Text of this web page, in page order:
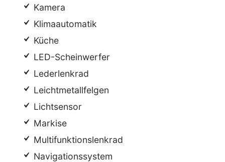
Kamera
Klimaautomatik
Küche
LED-Scheinwerfer
Lederlenkrad
Leichtmetallfelgen
Lichtsensor
Markise
Multifunktionslenkrad
Navigationssystem